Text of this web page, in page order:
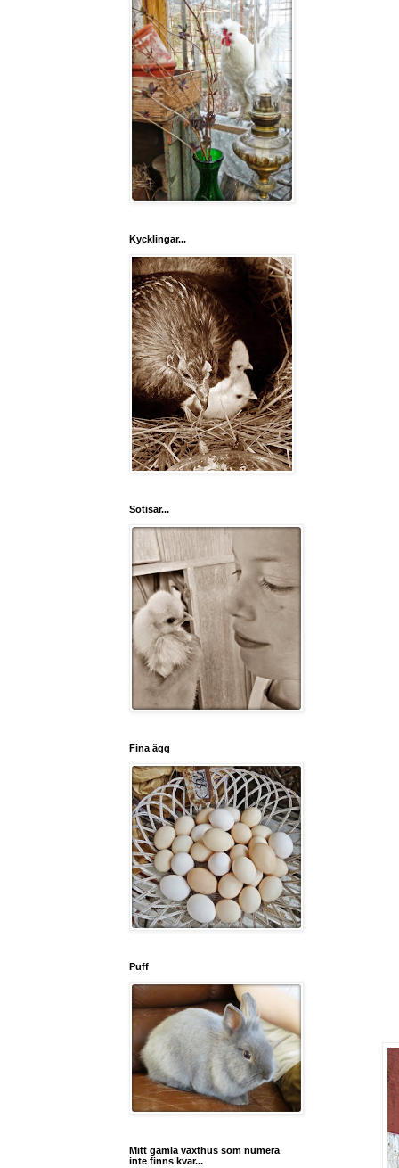
Kycklingar...
Sötisar...
Fina ägg
Puff
Mitt gamla växthus som numera
inte finns kvar...